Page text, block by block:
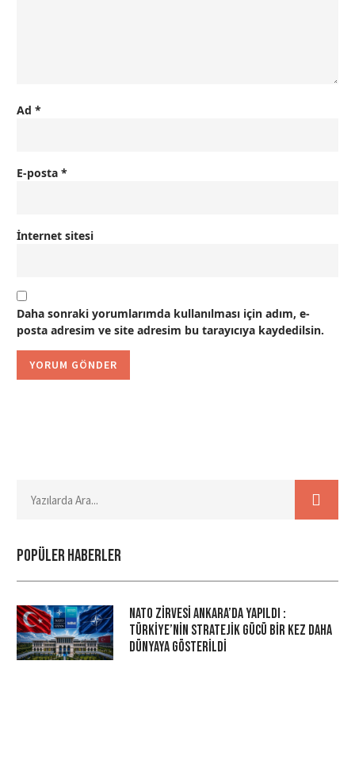
Ad *
E-posta *
İnternet sitesi
Daha sonraki yorumlarımda kullanılması için adım, e-
posta adresim ve site adresim bu tarayıcıya kaydedilsin.
Popüler haberler
NATO Zirvesi Ankara’da Yapıldı :
Türkiye’nin Stratejik Gücü Bir Kez Daha
Dünyaya Gösterildi